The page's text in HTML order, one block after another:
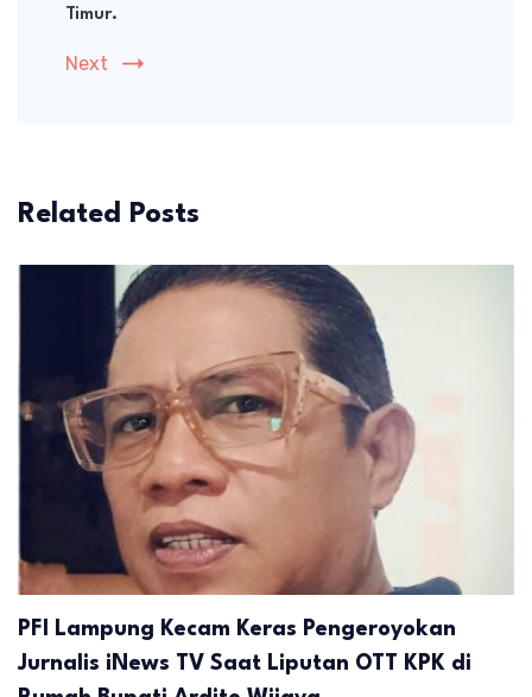
Timur.
Next
Related Posts
PFI Lampung Kecam Keras Pengeroyokan
Jurnalis iNews TV Saat Liputan OTT KPK di